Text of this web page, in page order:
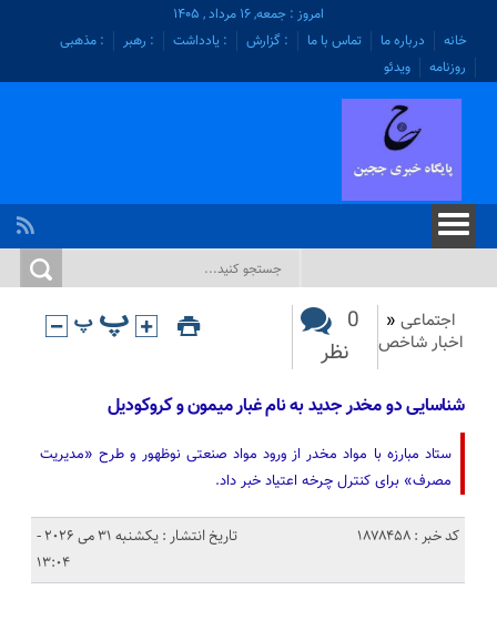
امروز : جمعه, ۱۶ مرداد , ۱۴۰۵
خانه
درباره ما تماس با ما : گزارش : یادداشت : رهبر
: مذهبی
روزنامه
ویدئو
اجتماعی «
اخبار شاخص
0
نظر
شناسایی دو مخدر جدید به نام غبار میمون و کروکودیل
ستاد مبارزه با مواد مخدر از ورود مواد صنعتی نوظهور و طرح «مدیریت
مصرف» برای کنترل چرخه اعتیاد خبر داد.
کد خبر : 1878458
تاریخ انتشار : یکشنبه 31 می 2026 -
13:04